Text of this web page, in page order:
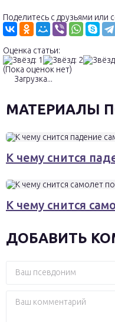
Поделитесь с друзьями или
Оценка статьи:
(Пока оценок нет)
Загрузка...
МАТЕРИАЛЫ
К чему снится
К чему снится
ДОБАВИТЬ